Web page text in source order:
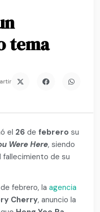
tema
el 26de febrero su
Were Here, siendo
fallecimiento de su
febrero, laagencia
Cherry, anuncio la